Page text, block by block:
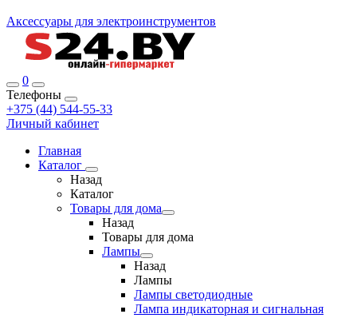
Аксессуары для электроинструментов
0
Телефоны
+375 (44) 544-55-33
Личный кабинет
Главная
Каталог
Назад
Каталог
Товары для дома
Назад
Товары для дома
Лампы
Назад
Лампы
Лампы светодиодные
Лампа индикаторная и сигнальная